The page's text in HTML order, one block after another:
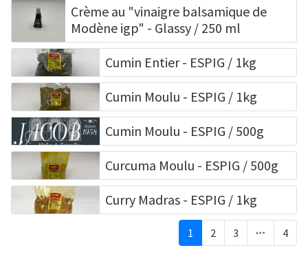
Crème au "vinaigre balsamique de
Modène igp" - Glassy / 250 ml
Cumin Entier - ESPIG / 1kg
Cumin Moulu - ESPIG / 1kg
Cumin Moulu - ESPIG / 500g
Curcuma Moulu - ESPIG / 500g
Curry Madras - ESPIG / 1kg
1 2 3 4